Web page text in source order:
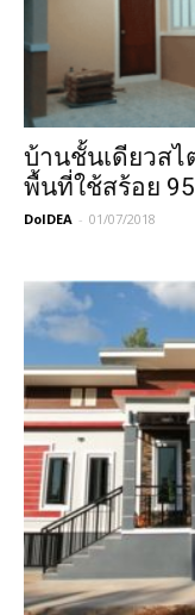
บ้านชั้นเดียวสไ
พื้นที่ใช้สร้อย
DoIDEA - 01/07/2018